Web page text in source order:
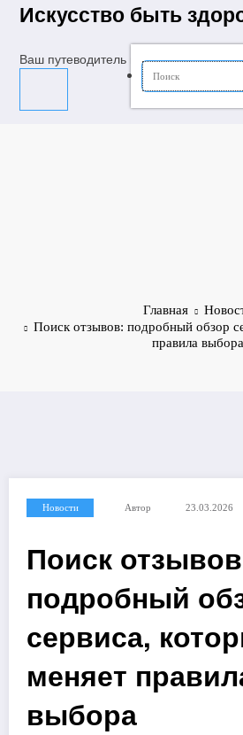
ПерейтиИскусство быть
Ваш путеводитель в мир молодости,
Главная
Поиск отзывов: подробный обзор
правила выбора
Новости Автор 23.03.2026
Поиск
подробный
сервиса,
меняет
выбора